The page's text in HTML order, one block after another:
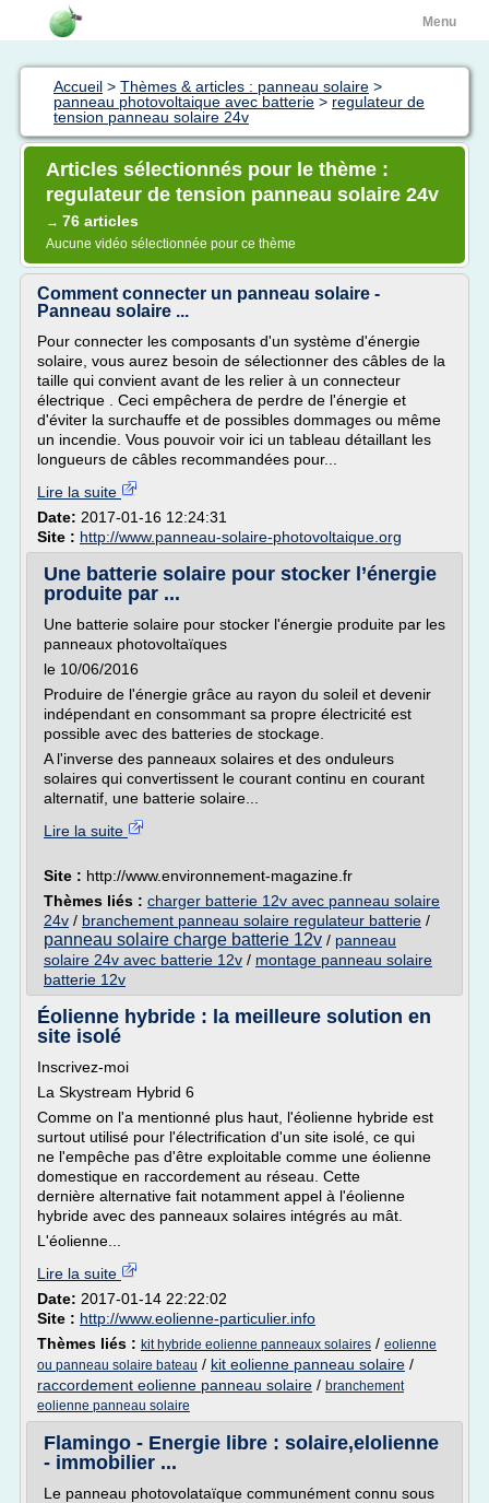
Menu
Accueil > Thèmes & articles : panneau solaire >
panneau photovoltaique avec batterie > regulateur de
tension panneau solaire 24v
Articles sélectionnés pour le thème :
regulateur de tension panneau solaire 24v
→ 76 articles
Aucune vidéo sélectionnée pour ce thème
Comment connecter un panneau solaire -
Panneau solaire ...
Pour connecter les composants d'un système d'énergie
solaire, vous aurez besoin de sélectionner des câbles de la
taille qui convient avant de les relier à un connecteur
électrique . Ceci empêchera de perdre de l'énergie et
d'éviter la surchauffe et de possibles dommages ou même
un incendie. Vous pouvoir voir ici un tableau détaillant les
longueurs de câbles recommandées pour...
Lire la suite
Date: 2017-01-16 12:24:31
Site : http://www.panneau-solaire-photovoltaique.org
Une batterie solaire pour stocker l’énergie
produite par ...
Une batterie solaire pour stocker l'énergie produite par les
panneaux photovoltaïques
le 10/06/2016
Produire de l'énergie grâce au rayon du soleil et devenir
indépendant en consommant sa propre électricité est
possible avec des batteries de stockage.
A l'inverse des panneaux solaires et des onduleurs
solaires qui convertissent le courant continu en courant
alternatif, une batterie solaire...
Lire la suite
Site : http://www.environnement-magazine.fr
Thèmes liés : charger batterie 12v avec panneau solaire
24v / branchement panneau solaire regulateur batterie /
panneau solaire charge batterie 12v / panneau
solaire 24v avec batterie 12v / montage panneau solaire
batterie 12v
Éolienne hybride : la meilleure solution en
site isolé
Inscrivez-moi
La Skystream Hybrid 6
Comme on l'a mentionné plus haut, l'éolienne hybride est
surtout utilisé pour l'électrification d'un site isolé, ce qui
ne l'empêche pas d'être exploitable comme une éolienne
domestique en raccordement au réseau. Cette
dernière alternative fait notamment appel à l'éolienne
hybride avec des panneaux solaires intégrés au mât.
L'éolienne...
Lire la suite
Date: 2017-01-14 22:22:02
Site : http://www.eolienne-particulier.info
Thèmes liés : kit hybride eolienne panneaux solaires / eolienne
ou panneau solaire bateau / kit eolienne panneau solaire /
raccordement eolienne panneau solaire / branchement
eolienne panneau solaire
Flamingo - Energie libre : solaire,elolienne
- immobilier ...
Le panneau photovolataïque communément connu sous